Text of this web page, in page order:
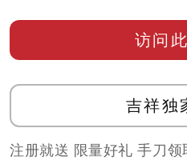
访问
吉祥独
注册就送 限量好礼 手刀